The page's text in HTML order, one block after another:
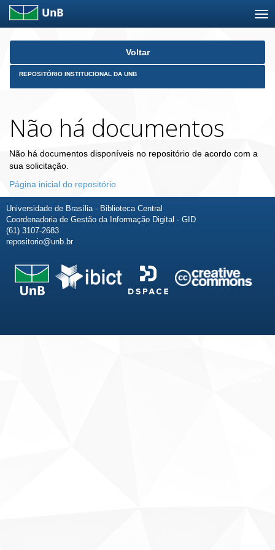
Skip
Voltar
REPOSITÓRIO INSTITUCIONAL DA UNB
Não há documentos
Não há documentos disponíveis no repositório de acordo com a
sua solicitação.
Página inicial do repositório
Universidade de Brasília - Biblioteca Central
Coordenadoria de Gestão da Informação Digital - GID
(61) 3107-2683
repositorio@unb.br